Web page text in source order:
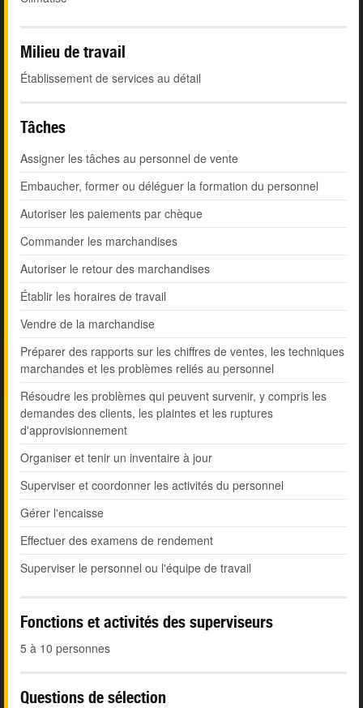
Milieu de travail
Établissement de services au détail
Tâches
Assigner les tâches au personnel de vente
Embaucher, former ou déléguer la formation du personnel
Autoriser les paiements par chèque
Commander les marchandises
Autoriser le retour des marchandises
Établir les horaires de travail
Vendre de la marchandise
Préparer des rapports sur les chiffres de ventes, les techniques
marchandes et les problèmes reliés au personnel
Résoudre les problèmes qui peuvent survenir, y compris les
demandes des clients, les plaintes et les ruptures
d'approvisionnement
Organiser et tenir un inventaire à jour
Superviser et coordonner les activités du personnel
Gérer l'encaisse
Effectuer des examens de rendement
Superviser le personnel ou l'équipe de travail
Fonctions et activités des superviseurs
5 à 10 personnes
Questions de sélection